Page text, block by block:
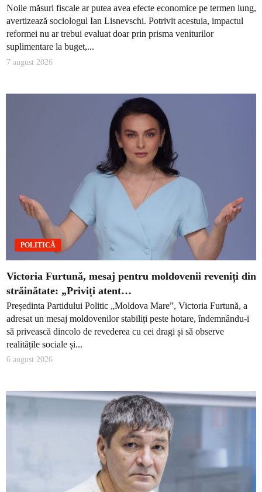
Noile măsuri fiscale ar putea avea efecte economice pe termen lung,
avertizează sociologul Ian Lisnevschi. Potrivit acestuia, impactul
reformei nu ar trebui evaluat doar prin prisma veniturilor
suplimentare la buget,...
7 august 2026
POLITICĂ
Victoria Furtună, mesaj pentru moldovenii reveniți din
străinătate: „Priviți atent…
Președinta Partidului Politic „Moldova Mare”, Victoria Furtună, a
adresat un mesaj moldovenilor stabiliți peste hotare, îndemnându-i
să privească dincolo de revederea cu cei dragi și să observe
realitățile sociale și...
6 august 2026